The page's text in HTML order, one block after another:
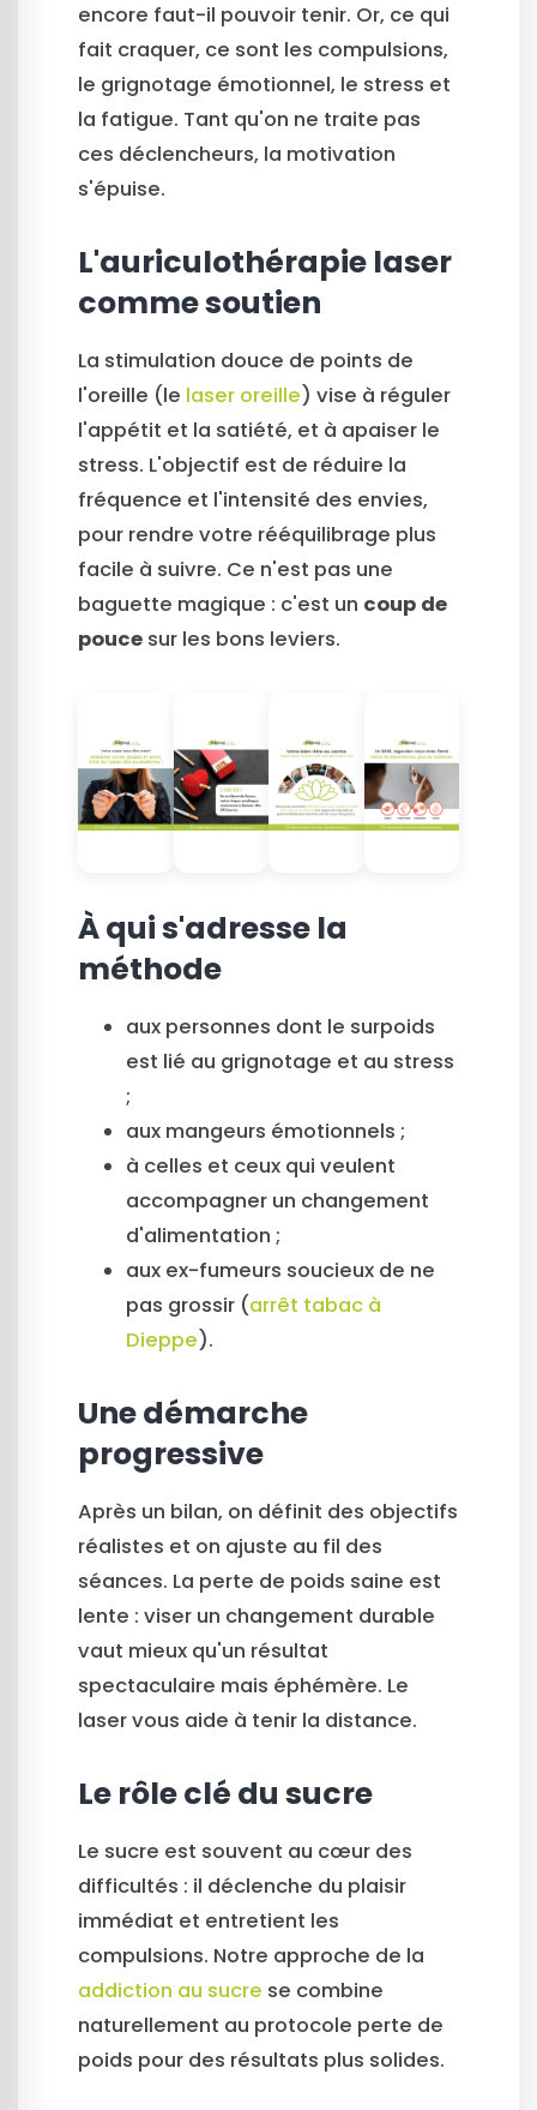
encore faut-il pouvoir tenir. Or, ce qui
fait craquer, ce sont les compulsions,
le grignotage émotionnel, le stress et
la fatigue. Tant qu'on ne traite pas
ces déclencheurs, la motivation
s'épuise.
L'auriculothérapie laser
comme soutien
La stimulation douce de points de
l'oreille (le laser oreille) vise à réguler
l'appétit et la satiété, et à apaiser le
stress. L'objectif est de réduire la
fréquence et l'intensité des envies,
pour rendre votre rééquilibrage plus
facile à suivre. Ce n'est pas une
baguette magique : c'est un coup de
pouce sur les bons leviers.
À qui s'adresse la
méthode
aux personnes dont le surpoids
est lié au grignotage et au stress
;
aux mangeurs émotionnels ;
à celles et ceux qui veulent
accompagner un changement
d'alimentation ;
aux ex-fumeurs soucieux de ne
pas grossir (arrêt tabac à
Dieppe).
Une démarche
progressive
Après un bilan, on définit des objectifs
réalistes et on ajuste au fil des
séances. La perte de poids saine est
lente : viser un changement durable
vaut mieux qu'un résultat
spectaculaire mais éphémère. Le
laser vous aide à tenir la distance.
Le rôle clé du sucre
Le sucre est souvent au cœur des
difficultés : il déclenche du plaisir
immédiat et entretient les
compulsions. Notre approche de la
addiction au sucre se combine
naturellement au protocole perte de
poids pour des résultats plus solides.